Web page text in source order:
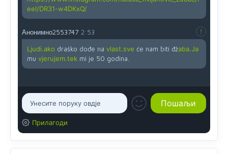
eel/DR31-w4DKxQ/
Анонимно2553747 2:53
Ljudi.ako draško dođe na vlast.sve će nam biti đžaba.Ja
mu vjerujem.tek mi je 50 godina.
Прилагоди